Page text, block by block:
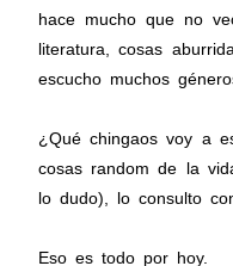
hace mucho que no
literatura, cosas
escucho muchos
¿Qué chingaos voy a
cosas random de la
lo dudo), lo consulto
Eso es todo por hoy.